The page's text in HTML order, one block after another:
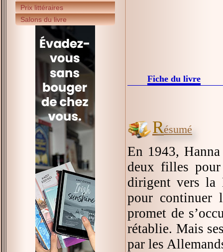
Prix littéraires
Salons du livre
Fiche du livre
Résumé
En 1943,
deux filles pour
dirigent vers la
pour continuer
promet de
rétablie. Mais
par les